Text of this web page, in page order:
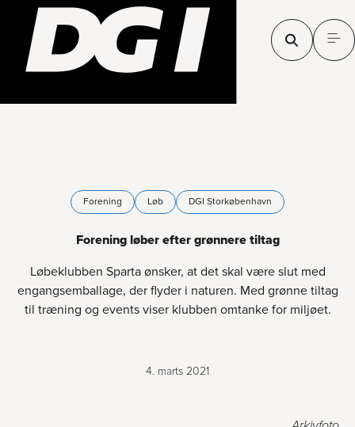
Forening Løb DGI Storkøbenhavn
Forening løber efter grønnere tiltag
Løbeklubben Sparta ønsker, at det skal være slut med
engangsemballage, der flyder i naturen. Med grønne tiltag
til træning og events viser klubben omtanke for miljøet.
4. marts 2021